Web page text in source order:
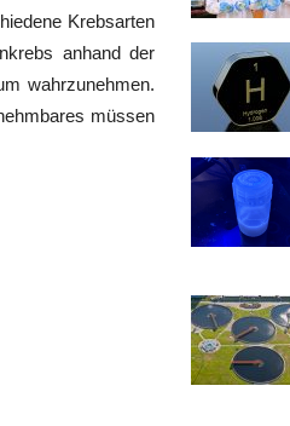
Krebsarten
anhand der
wahrzunehmen.
müssen